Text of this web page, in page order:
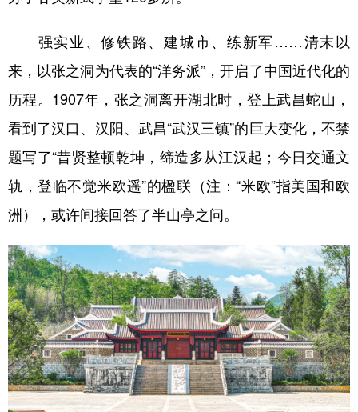
强实业、修铁路、建城市、练新军……清末以
来，以张之洞为代表的“洋务派”，开启了中国近代化的
历程。1907年，张之洞离开湖北时，登上武昌蛇山，
看到了汉口、汉阳、武昌“武汉三镇”的巨大变化，不禁
题写了“昔贤整顿乾坤，缔造多从江汉起；今日交通文
轨，登临不觉米欧遥”的楹联（注：“米欧”指美国和欧
洲），或许间接回答了半山亭之问。